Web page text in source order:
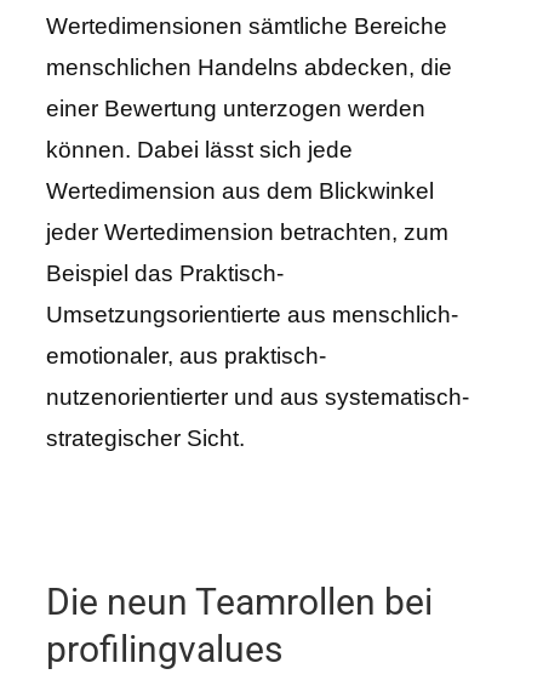
Wertedimensionen sämtliche Bereiche
menschlichen Handelns abdecken, die
einer Bewertung unterzogen werden
können. Dabei lässt sich jede
Wertedimension aus dem Blickwinkel
jeder Wertedimension betrachten, zum
Beispiel das Praktisch-
Umsetzungsorientierte aus menschlich-
emotionaler, aus praktisch-
nutzenorientierter und aus systematisch-
strategischer Sicht.
Die neun Teamrollen bei
profilingvalues